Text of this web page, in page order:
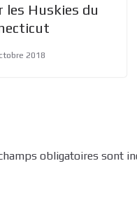
les Huskies du
2018
obligatoires sont